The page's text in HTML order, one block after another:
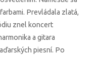
Prevládala zlatá,
znel koncert
a gitara
piesní. Po